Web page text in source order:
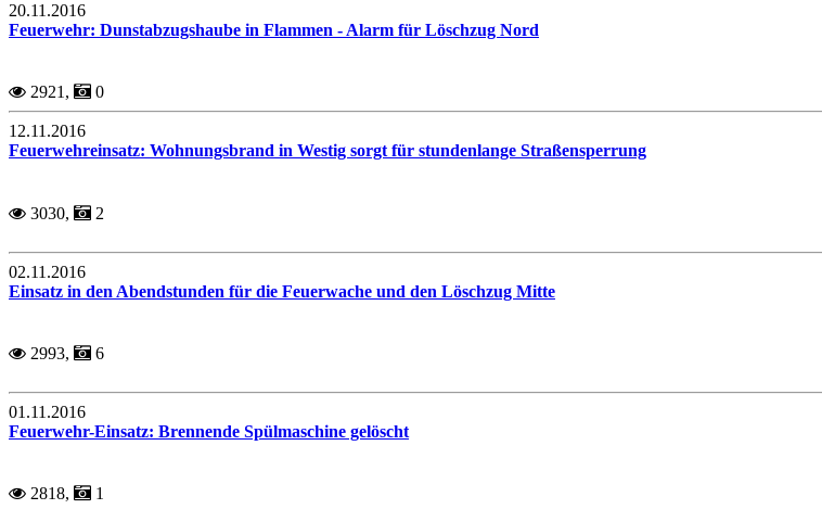
20.11.2016
Feuerwehr: Dunstabzugshaube in Flammen - Alarm für Löschzug Nord
2921, 0
12.11.2016
Feuerwehreinsatz: Wohnungsbrand in Westig sorgt für stundenlange Straßensperrung
3030, 2
02.11.2016
Einsatz in den Abendstunden für die Feuerwache und den Löschzug Mitte
2993, 6
01.11.2016
Feuerwehr-Einsatz: Brennende Spülmaschine gelöscht
2818, 1